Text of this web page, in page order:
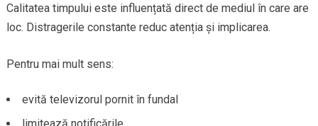
Calitatea timpului este influențată direct de mediul în care are
loc. Distragerile constante reduc atenția și implicarea.
Pentru mai mult sens:
evită televizorul pornit în fundal